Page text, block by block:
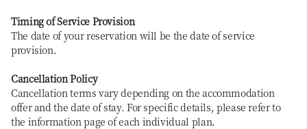
Timing of Service Provision
The date of your reservation will be the date of service
provision.
Cancellation Policy
Cancellation terms vary depending on the accommodation
offer and the date of stay. For specific details, please refer to
the information page of each individual plan.